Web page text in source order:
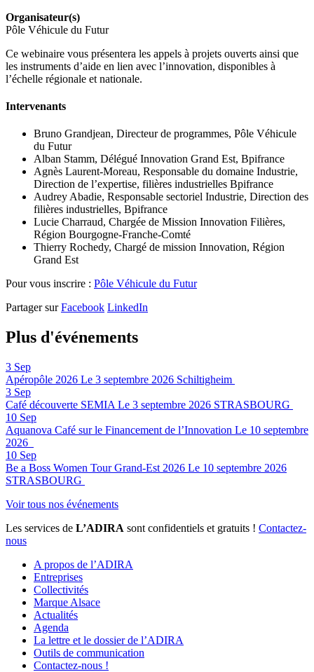
Organisateur(s)
Pôle Véhicule du Futur
Ce webinaire vous présentera les appels à projets ouverts ainsi que
les instruments d’aide en lien avec l’innovation, disponibles à
l’échelle régionale et nationale.
Intervenants
Bruno Grandjean, Directeur de programmes, Pôle Véhicule
du Futur
Alban Stamm, Délégué Innovation Grand Est, Bpifrance
Agnès Laurent-Moreau, Responsable du domaine Industrie,
Direction de l’expertise, filières industrielles Bpifrance
Audrey Abadie, Responsable sectoriel Industrie, Direction des
filières industrielles, Bpifrance
Lucie Charraud, Chargée de Mission Innovation Filières,
Région Bourgogne-Franche-Comté
Thierry Rochedy, Chargé de mission Innovation, Région
Grand Est
Pour vous inscrire : Pôle Véhicule du Futur
Partager sur Facebook LinkedIn
Plus d'événements
3 Sep
Apéropôle 2026 Le 3 septembre 2026 Schiltigheim
3 Sep
Café découverte SEMIA Le 3 septembre 2026 STRASBOURG
10 Sep
Aquanova Café sur le Financement de l’Innovation Le 10 septembre
2026
10 Sep
Be a Boss Women Tour Grand-Est 2026 Le 10 septembre 2026
STRASBOURG
Voir tous nos événements
Les services de L’ADIRA sont confidentiels et gratuits ! Contactez-
nous
A propos de l’ADIRA
Entreprises
Collectivités
Marque Alsace
Actualités
Agenda
La lettre et le dossier de l’ADIRA
Outils de communication
Contactez-nous !